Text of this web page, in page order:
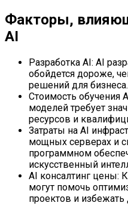
Факторы,
AI
Разработка AI: AI
обойдется дороже,
решений для бизнеса.
Стоимость обучения
моделей требует
ресурсов и
Затраты на AI
мощных серверах и
программном
искусственный
AI консалтинг цены:
могут помочь
проектов и